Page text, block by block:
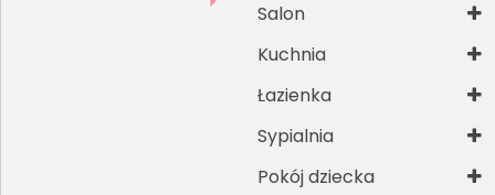
Salon
Kuchnia
Łazienka
Sypialnia
Pokój dziecka